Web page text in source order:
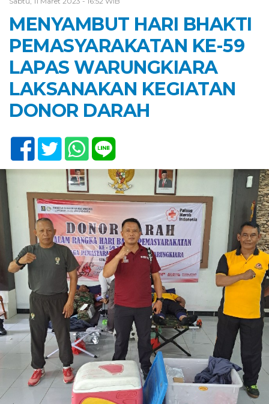
MENYAMBUT HARI BHAKTI
PEMASYARAKATAN KE-59
LAPAS WARUNGKIARA
LAKSANAKAN KEGIATAN
DONOR DARAH